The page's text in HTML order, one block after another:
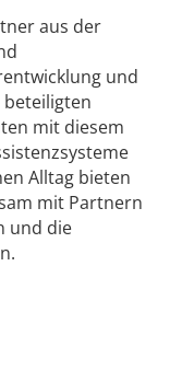
aus der
und
beteiligten
mit diesem
Alltag bieten
mit Partnern
und die